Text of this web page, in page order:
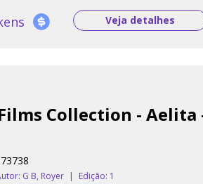
Veja detalhes
Collection - Aelita
G B, Royer | Edição: 1